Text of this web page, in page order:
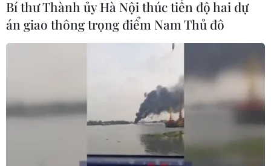
Quảng Ninh xử lý nghiêm hành vi
nhũng nhiễu trong giải quyết thủ tục
Bí thư Thành ủy Hà Nội thúc tiến độ hai dự
án giao thông trọng điểm Nam Thủ đô